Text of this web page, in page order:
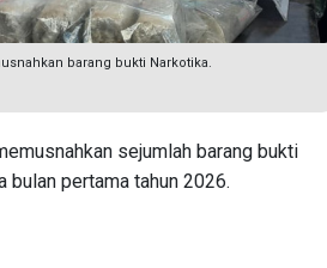
barang bukti Narkotika.
sejumlah barang bukti
pertama tahun 2026.